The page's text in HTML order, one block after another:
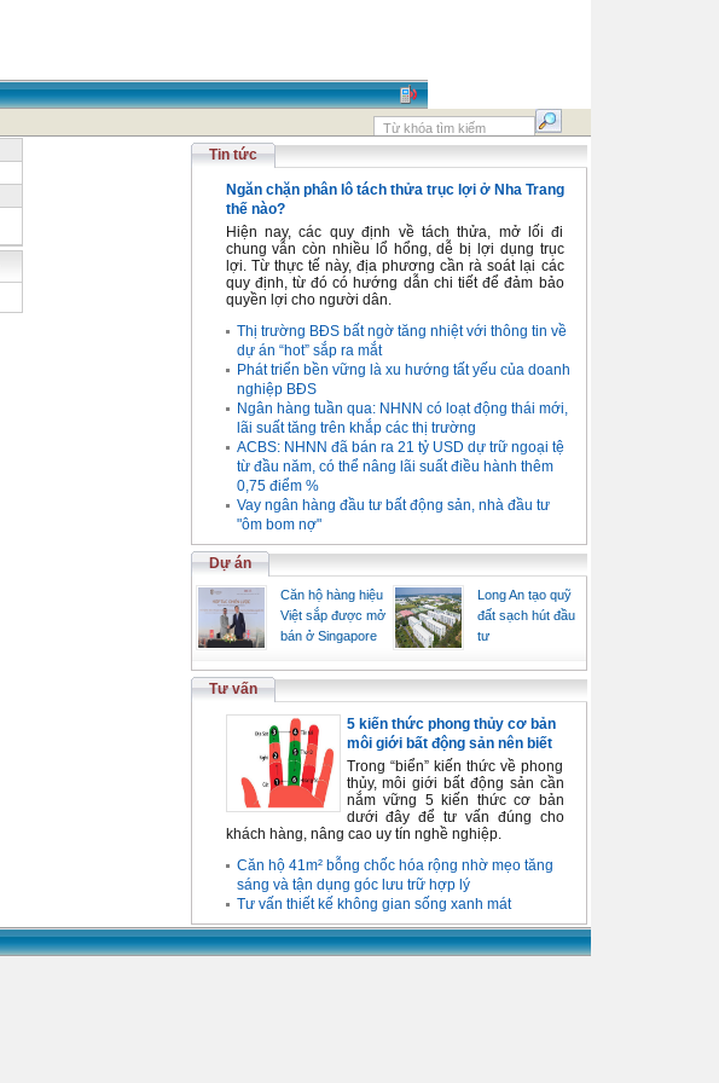
Tin tức
Ngăn chặn phân lô tách thửa trục lợi ở Nha Trang
thế nào?
Hiện nay, các quy định về tách thửa, mở lối đi
chung vẫn còn nhiều lổ hổng, dễ bị lợi dụng trục
lợi. Từ thực tế này, địa phương cần rà soát lại các
quy định, từ đó có hướng dẫn chi tiết để đảm bảo
quyền lợi cho người dân.
Thị trường BĐS bất ngờ tăng nhiệt với thông tin về
dự án “hot” sắp ra mắt
Phát triển bền vững là xu hướng tất yếu của doanh
nghiệp BĐS
Ngân hàng tuần qua: NHNN có loạt động thái mới,
lãi suất tăng trên khắp các thị trường
ACBS: NHNN đã bán ra 21 tỷ USD dự trữ ngoại tệ
từ đầu năm, có thể nâng lãi suất điều hành thêm
0,75 điểm %
Vay ngân hàng đầu tư bất động sản, nhà đầu tư
"ôm bom nợ"
Dự án
Căn hộ hàng hiệu
Việt sắp được mở
bán ở Singapore
Long An tạo quỹ
đất sạch hút đầu
tư
Tư vấn
5 kiến thức phong thủy cơ bản
môi giới bất động sản nên biết
Trong “biển” kiến thức về phong
thủy, môi giới bất động sản cần
nắm vững 5 kiến thức cơ bản
dưới đây để tư vấn đúng cho
khách hàng, nâng cao uy tín nghề nghiệp.
Căn hộ 41m² bỗng chốc hóa rộng nhờ mẹo tăng
sáng và tận dụng góc lưu trữ hợp lý
Tư vấn thiết kế không gian sống xanh mát